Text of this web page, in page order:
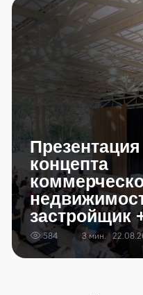
Презентация
концепта
застройщик
584 3 мин.